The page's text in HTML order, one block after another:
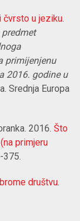
čvrsto u jeziku.
primijenjenu
2016. godine u
Srednja Europa
2016. Što
primjeru
375.
društvu.